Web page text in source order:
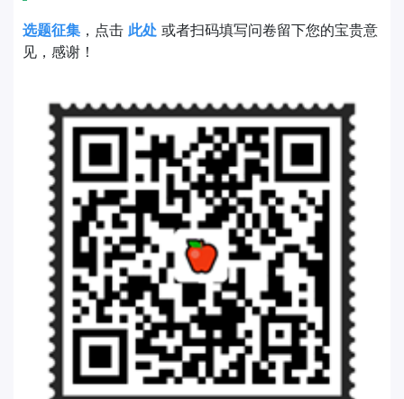
选题征集 ，点击 此处 或者扫码填写问卷留下您的宝贵意
见，感谢！